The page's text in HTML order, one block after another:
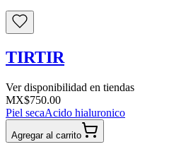
TIRTIR
Ver disponibilidad en tiendas
MX$750.00
Piel secaAcido hialuronico
Agregar al carrito